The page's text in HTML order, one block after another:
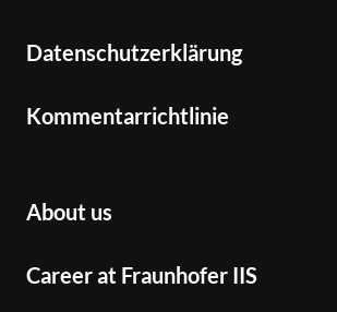
Datenschutzerklärung
Kommentarrichtlinie
About us
Career at Fraunhofer IIS